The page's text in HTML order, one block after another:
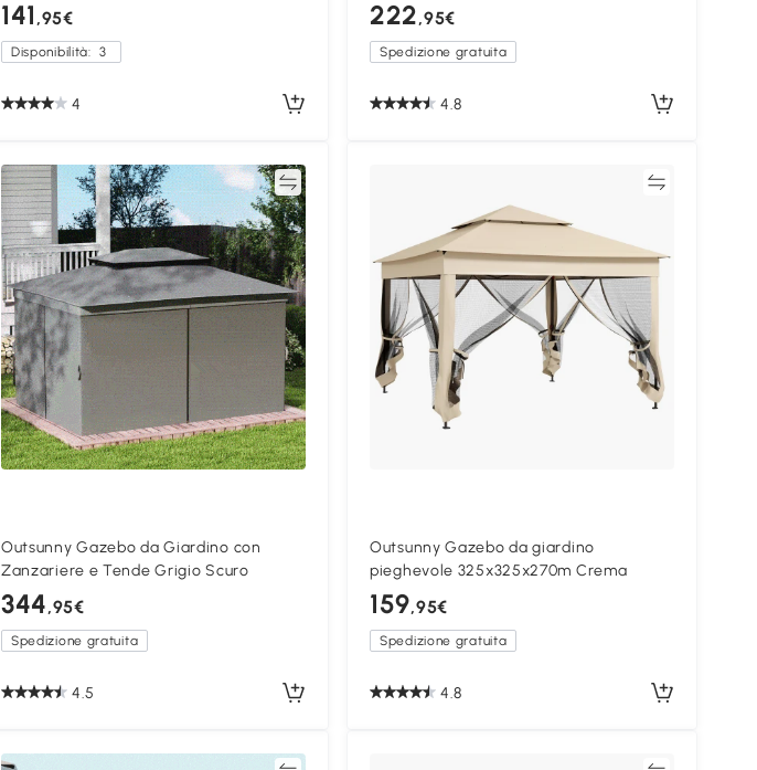
141 ,95€
Disponibilità: 3
4
222,95€
Spedizione gratuita
4.8
Confronta
Outsunny Gazebo da Giardino con
Zanzariere e Tende Grigio Scuro
344,95€
Spedizione gratuita
4.5
Outsunny Gazebo da giardino
pieghevole 325x325x270m Crema
159,95€
Spedizione gratuita
4.8